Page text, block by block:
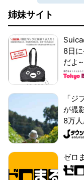
姉妹サイト
8日
だよ~
「
が撮
8万
ゼロ